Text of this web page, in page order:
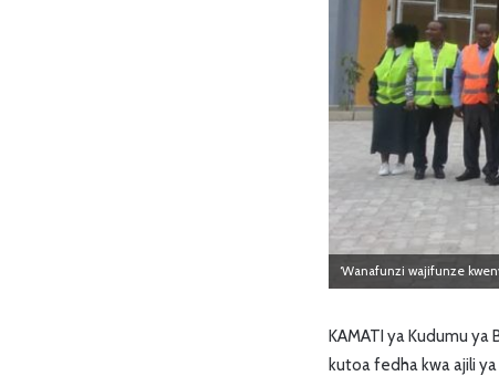
‘Wanafunzi wajifunze
KAMATI ya Kudumu
kutoa fedha kwa ajili